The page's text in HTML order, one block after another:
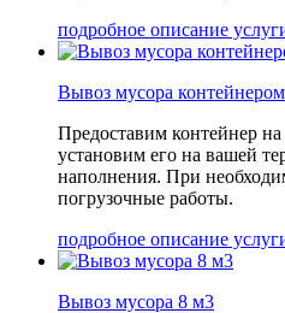
подробное описание
Вывоз мусора контейнером
Предоставим контейнер
установим его на вашей
наполнения. При
погрузочные работы.
подробное описание
Вывоз мусора 8 м3